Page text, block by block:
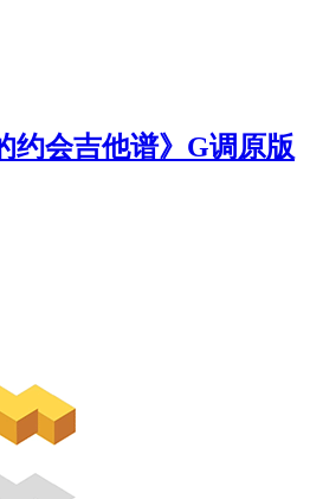
约会吉他谱》G调原版